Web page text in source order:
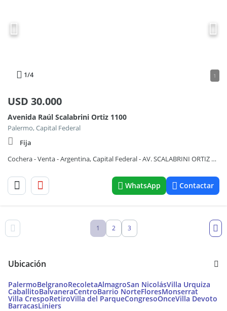
1/4 1
USD 30.000
Avenida Raúl Scalabrini Ortiz 1100
Palermo, Capital Federal
Fija
Cochera - Venta - Argentina, Capital Federal - AV. SCALABRINI ORTIZ 1189
WhatsApp Contactar
1 2 3
Ubicación
PalermoBelgranoRecoletaAlmagroSan NicolásVilla Urquiza
CaballitoBalvaneraCentroBarrio NorteFloresMonserrat
Villa CrespoRetiroVilla del ParqueCongresoOnceVilla Devoto
BarracasLiniers